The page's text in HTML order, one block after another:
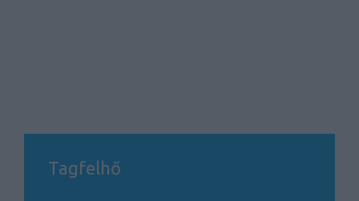
Tagfelhő